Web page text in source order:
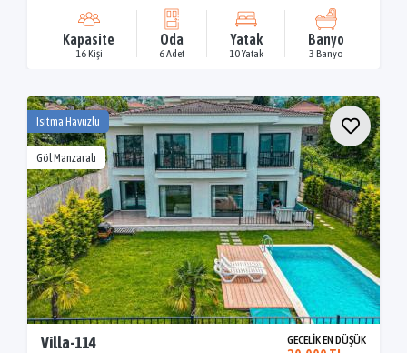
Kapasite
16 Kişi
Oda
6 Adet
Yatak
10 Yatak
Banyo
3 Banyo
Isıtma Havuzlu
Göl Manzaralı
Villa-114 GECELİK EN DÜŞÜK